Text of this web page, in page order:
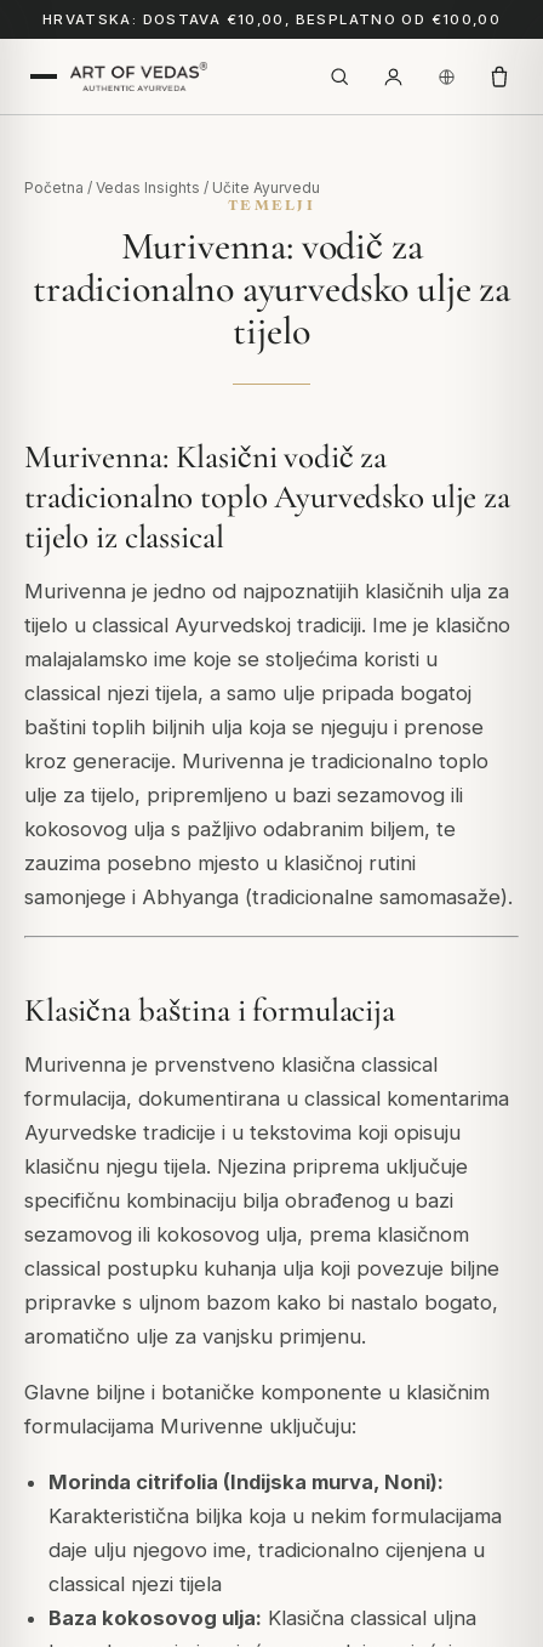
HRVATSKA: DOSTAVA €10,00, BESPLATNO OD €100,00
Početna / Vedas Insights / Učite Ayurvedu
TEMELJI
Murivenna: vodič za
tradicionalno ayurvedsko ulje za
tijelo
Murivenna: Klasični vodič za
tradicionalno toplo Ayurvedsko ulje za
tijelo iz classical
Murivenna je jedno od najpoznatijih klasičnih ulja za
tijelo u classical Ayurvedskoj tradiciji. Ime je klasično
malajalamsko ime koje se stoljećima koristi u
classical njezi tijela, a samo ulje pripada bogatoj
baštini toplih biljnih ulja koja se njeguju i prenose
kroz generacije. Murivenna je tradicionalno toplo
ulje za tijelo, pripremljeno u bazi sezamovog ili
kokosovog ulja s pažljivo odabranim biljem, te
zauzima posebno mjesto u klasičnoj rutini
samonjege i Abhyanga (tradicionalne samomasaže).
Klasična baština i formulacija
Murivenna je prvenstveno klasična classical
formulacija, dokumentirana u classical komentarima
Ayurvedske tradicije i u tekstovima koji opisuju
klasičnu njegu tijela. Njezina priprema uključuje
specifičnu kombinaciju bilja obrađenog u bazi
sezamovog ili kokosovog ulja, prema klasičnom
classical postupku kuhanja ulja koji povezuje biljne
pripravke s uljnom bazom kako bi nastalo bogato,
aromatično ulje za vanjsku primjenu.
Glavne biljne i botaničke komponente u klasičnim
formulacijama Murivenne uključuju:
Morinda citrifolia (Indijska murva, Noni):
Karakteristična biljka koja u nekim formulacijama
daje ulju njegovo ime, tradicionalno cijenjena u
classical njezi tijela
Baza kokosovog ulja: Klasična classical uljna